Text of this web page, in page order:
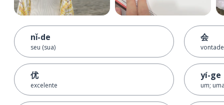
nǐ-de
seu (sua)
优
excelente
会
yí-ge
um;